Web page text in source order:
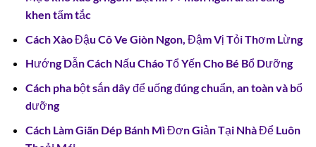
khen tấm tắc
Cách Xào Đậu Cô Ve Giòn Ngon, Đậm Vị Tỏi Thơm Lừng
Hướng Dẫn Cách Nấu Cháo Tổ Yến Cho Bé Bổ Dưỡng
Cách pha bột sắn dây để uống đúng chuẩn, an toàn và bổ
dưỡng
Cách Làm Giãn Dép Bánh Mì Đơn Giản Tại Nhà Để Luôn